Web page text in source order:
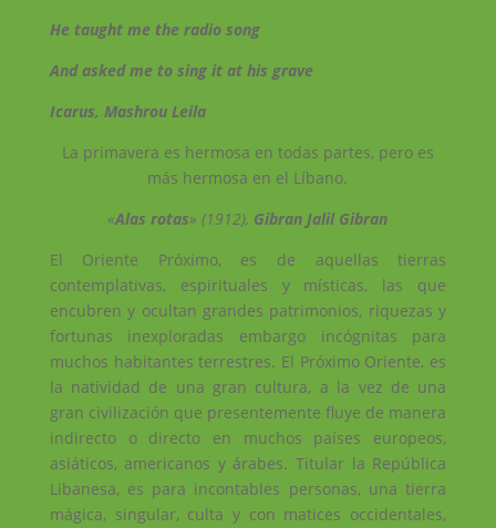
He taught me the radio song
And asked me to sing it at his grave
Icarus, Mashrou Leila
La primavera es hermosa en todas partes, pero es
más hermosa en el Líbano.
«Alas rotas» (1912), Gibran Jalil Gibran
El Oriente Próximo, es de aquellas tierras
contemplativas, espirituales y místicas, las que
encubren y ocultan grandes patrimonios, riquezas y
fortunas inexploradas embargo incógnitas para
muchos habitantes terrestres. El Próximo Oriente, es
la natividad de una gran cultura, a la vez de una
gran civilización que presentemente fluye de manera
indirecto o directo en muchos países europeos,
asiáticos, americanos y árabes. Titular la República
Libanesa, es para incontables personas, una tierra
mágica, singular, culta y con matices occidentales,